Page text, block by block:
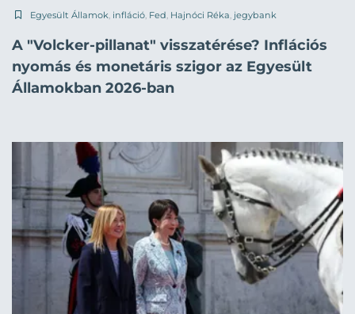
Egyesült Államok, infláció, Fed, Hajnóci Réka, jegybank
A "Volcker-pillanat" visszatérése? Inflációs
nyomás és monetáris szigor az Egyesült
Államokban 2026-ban